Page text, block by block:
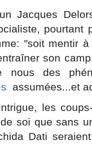
Jacques
pourtant
"soit mentir
son
des
assumées...et
les
soi que sans
Dati